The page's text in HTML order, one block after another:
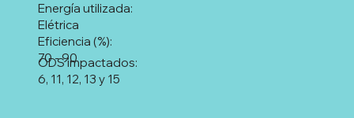
6, 11, 12, 13 y 15
ODS impactados:
Elétrica
Energía utilizada:
70 - 90
Eficiencia (%):